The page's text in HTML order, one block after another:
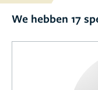
We hebben 17